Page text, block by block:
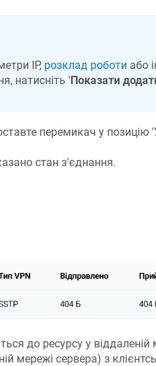
IP, розклад роботи або
натисніть ' Показати
перемикач у позицію
стан з'єднання.
до ресурсу у віддаленій
мережі сервера) з